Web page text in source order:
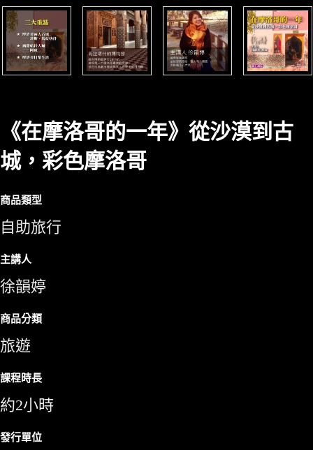
《在摩洛哥的一年》從沙漠到古
城，彩色摩洛哥
商品類型
自助旅行
主講人
徐韻婷
商品分類
旅遊
課程時長
約2小時
發行單位